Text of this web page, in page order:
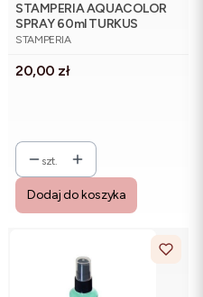
STAMPERIA AQUACOLOR
SPRAY 60ml TURKUS
PRODUCENT
STAMPERIA
Cena
20,00 zł
szt.
Dodaj do koszyka